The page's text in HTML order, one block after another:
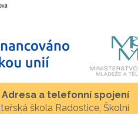
Adresa a telefonní spojení
škola Radostice, Školní